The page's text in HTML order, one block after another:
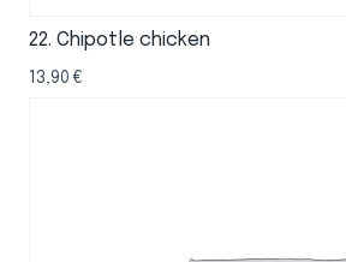
22. Chipotle chicken
13,90 €